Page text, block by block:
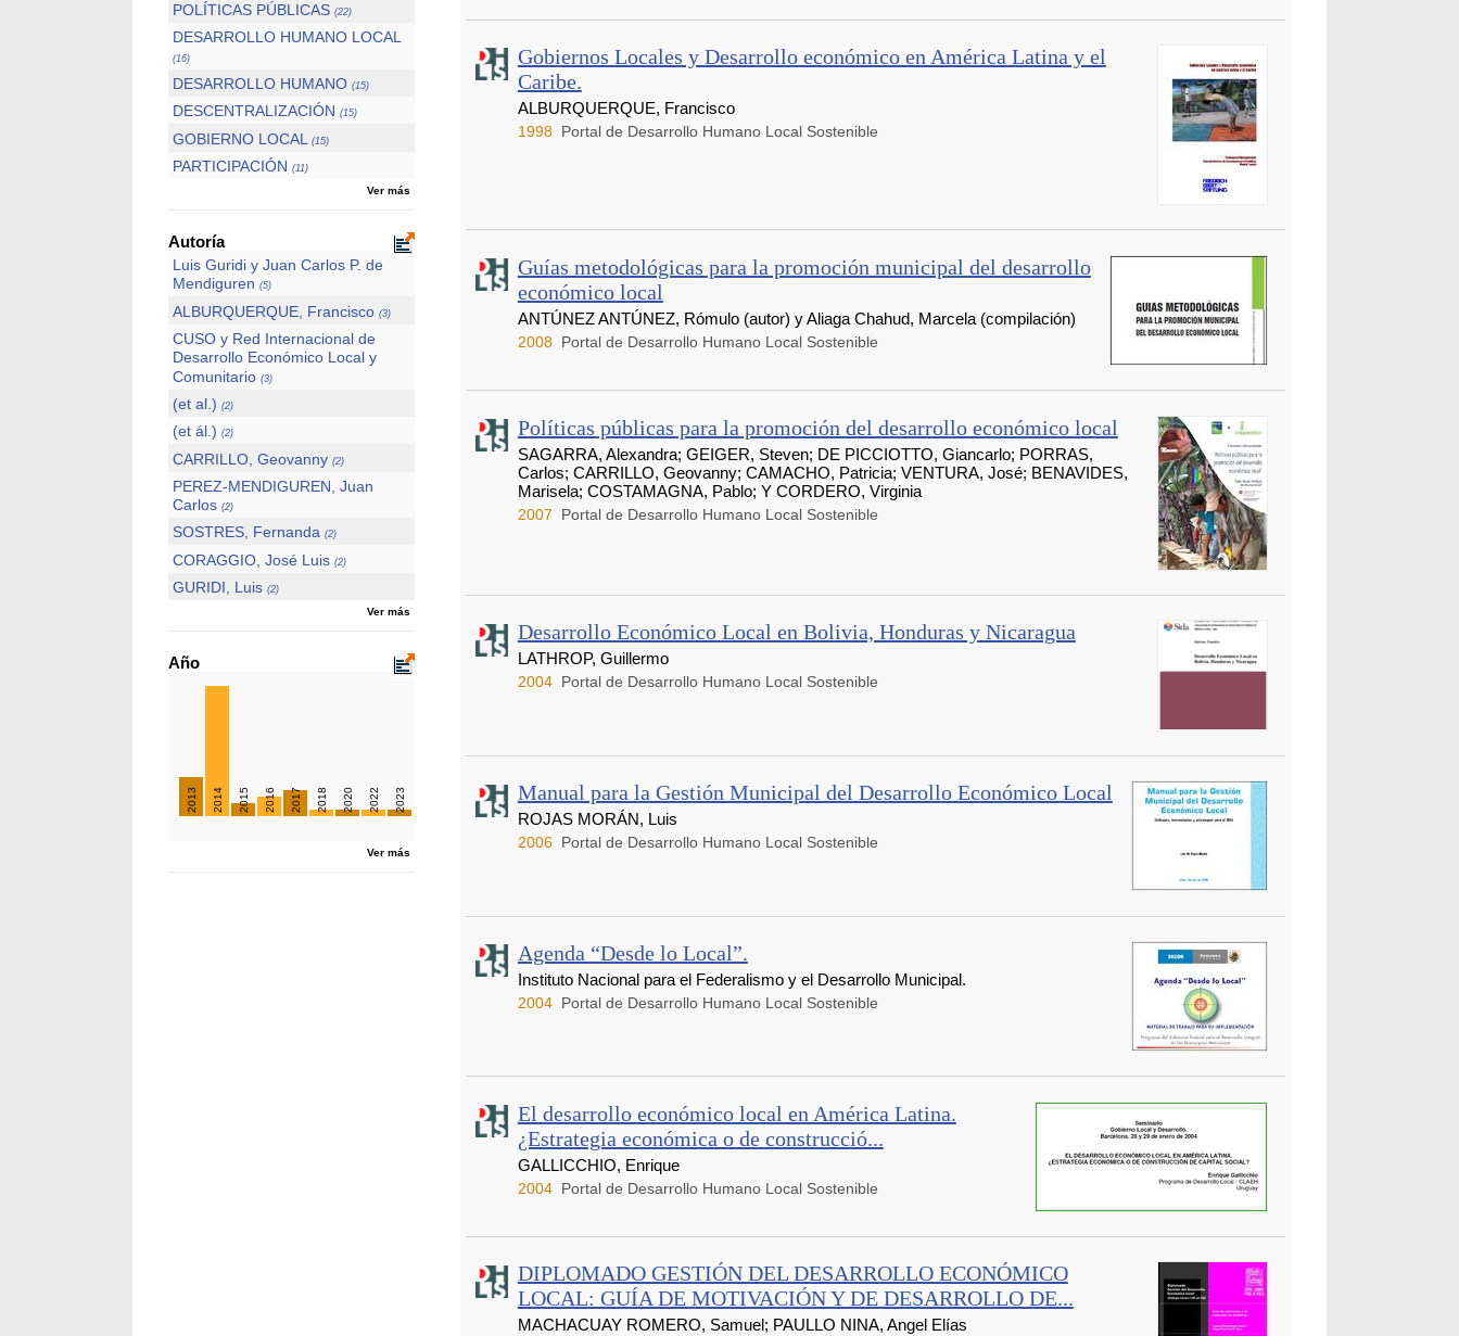
POLÍTICAS PÚBLICAS (22)
DESARROLLO HUMANO LOCAL
(16)
DESARROLLO HUMANO (15)
DESCENTRALIZACIÓN (15)
GOBIERNO LOCAL (15)
PARTICIPACIÓN (11)
Ver más
Autoría
Luis Guridi y Juan Carlos P. de
Mendiguren (5)
ALBURQUERQUE, Francisco (3)
CUSO y Red Internacional de
Desarrollo Económico Local y
Comunitario (3)
(et al.) (2)
(et ál.) (2)
CARRILLO, Geovanny (2)
PEREZ-MENDIGUREN, Juan
Carlos (2)
SOSTRES, Fernanda (2)
CORAGGIO, José Luis (2)
GURIDI, Luis (2)
Ver más
Año
2013 2014 2015 2016 2017 2018 2020 2022 2023
Ver más
Gobiernos Locales y Desarrollo económico en América Latina y el
Caribe.
ALBURQUERQUE, Francisco
1998 Portal de Desarrollo Humano Local Sostenible
Guías metodológicas para la promoción municipal del desarrollo
económico local
ANTÚNEZ ANTÚNEZ, Rómulo (autor) y Aliaga Chahud, Marcela (compilación)
2008 Portal de Desarrollo Humano Local Sostenible
Políticas públicas para la promoción del desarrollo económico local
SAGARRA, Alexandra; GEIGER, Steven; DE PICCIOTTO, Giancarlo; PORRAS,
Carlos; CARRILLO, Geovanny; CAMACHO, Patricia; VENTURA, José; BENAVIDES,
Marisela; COSTAMAGNA, Pablo; Y CORDERO, Virginia
2007 Portal de Desarrollo Humano Local Sostenible
Desarrollo Económico Local en Bolivia, Honduras y Nicaragua
LATHROP, Guillermo
2004 Portal de Desarrollo Humano Local Sostenible
Manual para la Gestión Municipal del Desarrollo Económico Local
ROJAS MORÁN, Luis
2006 Portal de Desarrollo Humano Local Sostenible
Agenda “Desde lo Local”.
Instituto Nacional para el Federalismo y el Desarrollo Municipal.
2004 Portal de Desarrollo Humano Local Sostenible
El desarrollo económico local en América Latina.
¿Estrategia económica o de construcció...
GALLICCHIO, Enrique
2004 Portal de Desarrollo Humano Local Sostenible
DIPLOMADO GESTIÓN DEL DESARROLLO ECONÓMICO
LOCAL: GUÍA DE MOTIVACIÓN Y DE DESARROLLO DE...
MACHACUAY ROMERO, Samuel; PAULLO NINA, Angel Elías